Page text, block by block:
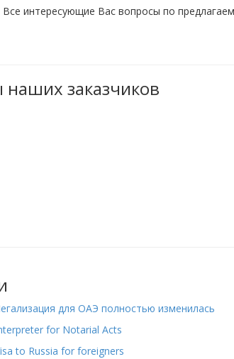
компании
Все интересующие Вас вопросы по
заказчиков
для ОАЭ полностью изменилась
for Notarial Acts
to Russia for foreigners